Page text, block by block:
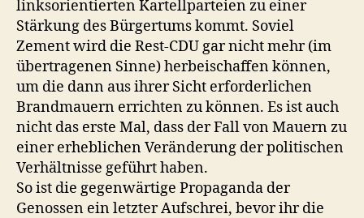
linksorientierten Kartellparteien zu einer
Stärkung des Bürgertums kommt. Soviel
Zement wird die Rest-CDU gar nicht mehr (im
übertragenen Sinne) herbeischaffen können,
um die dann aus ihrer Sicht erforderlichen
Brandmauern errichten zu können. Es ist auch
nicht das erste Mal, dass der Fall von Mauern zu
einer erheblichen Veränderung der politischen
Verhältnisse geführt haben.
So ist die gegenwärtige Propaganda der
Genossen ein letzter Aufschrei, bevor ihr die